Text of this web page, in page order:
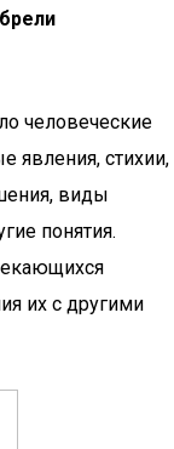
человеческие
явления, стихии,
виды
понятия.
их с другими